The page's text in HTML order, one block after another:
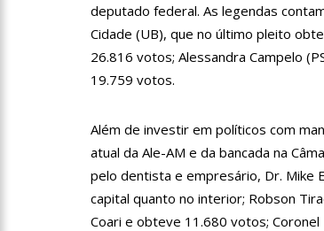
13:14 Boi
de Dança
12:55 PIB
12:49 Anitta
deputado federal. As legendas
Cidade (UB), que no último pleito
26.816 votos; Alessandra Campelo
19.759 votos.
Além de investir em políticos com
atual da Ale-AM e da bancada na
pelo dentista e empresário, Dr. Mike
capital quanto no interior; Robson
Coari e obteve 11.680 votos;